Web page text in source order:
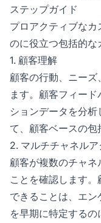
ステップガイド
プロアクティブな
のに役立つ包括的な
1. 顧客理解
顧客の行動、ニー
ます。顧客フィー
ションデータを分
て、顧客ベースの包
2. マルチチャネル
顧客が複数のチャ
ことを確認します
できることは、エ
を早期に特定するの